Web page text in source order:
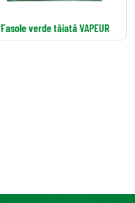
Fasole verde tăiată VAPEUR